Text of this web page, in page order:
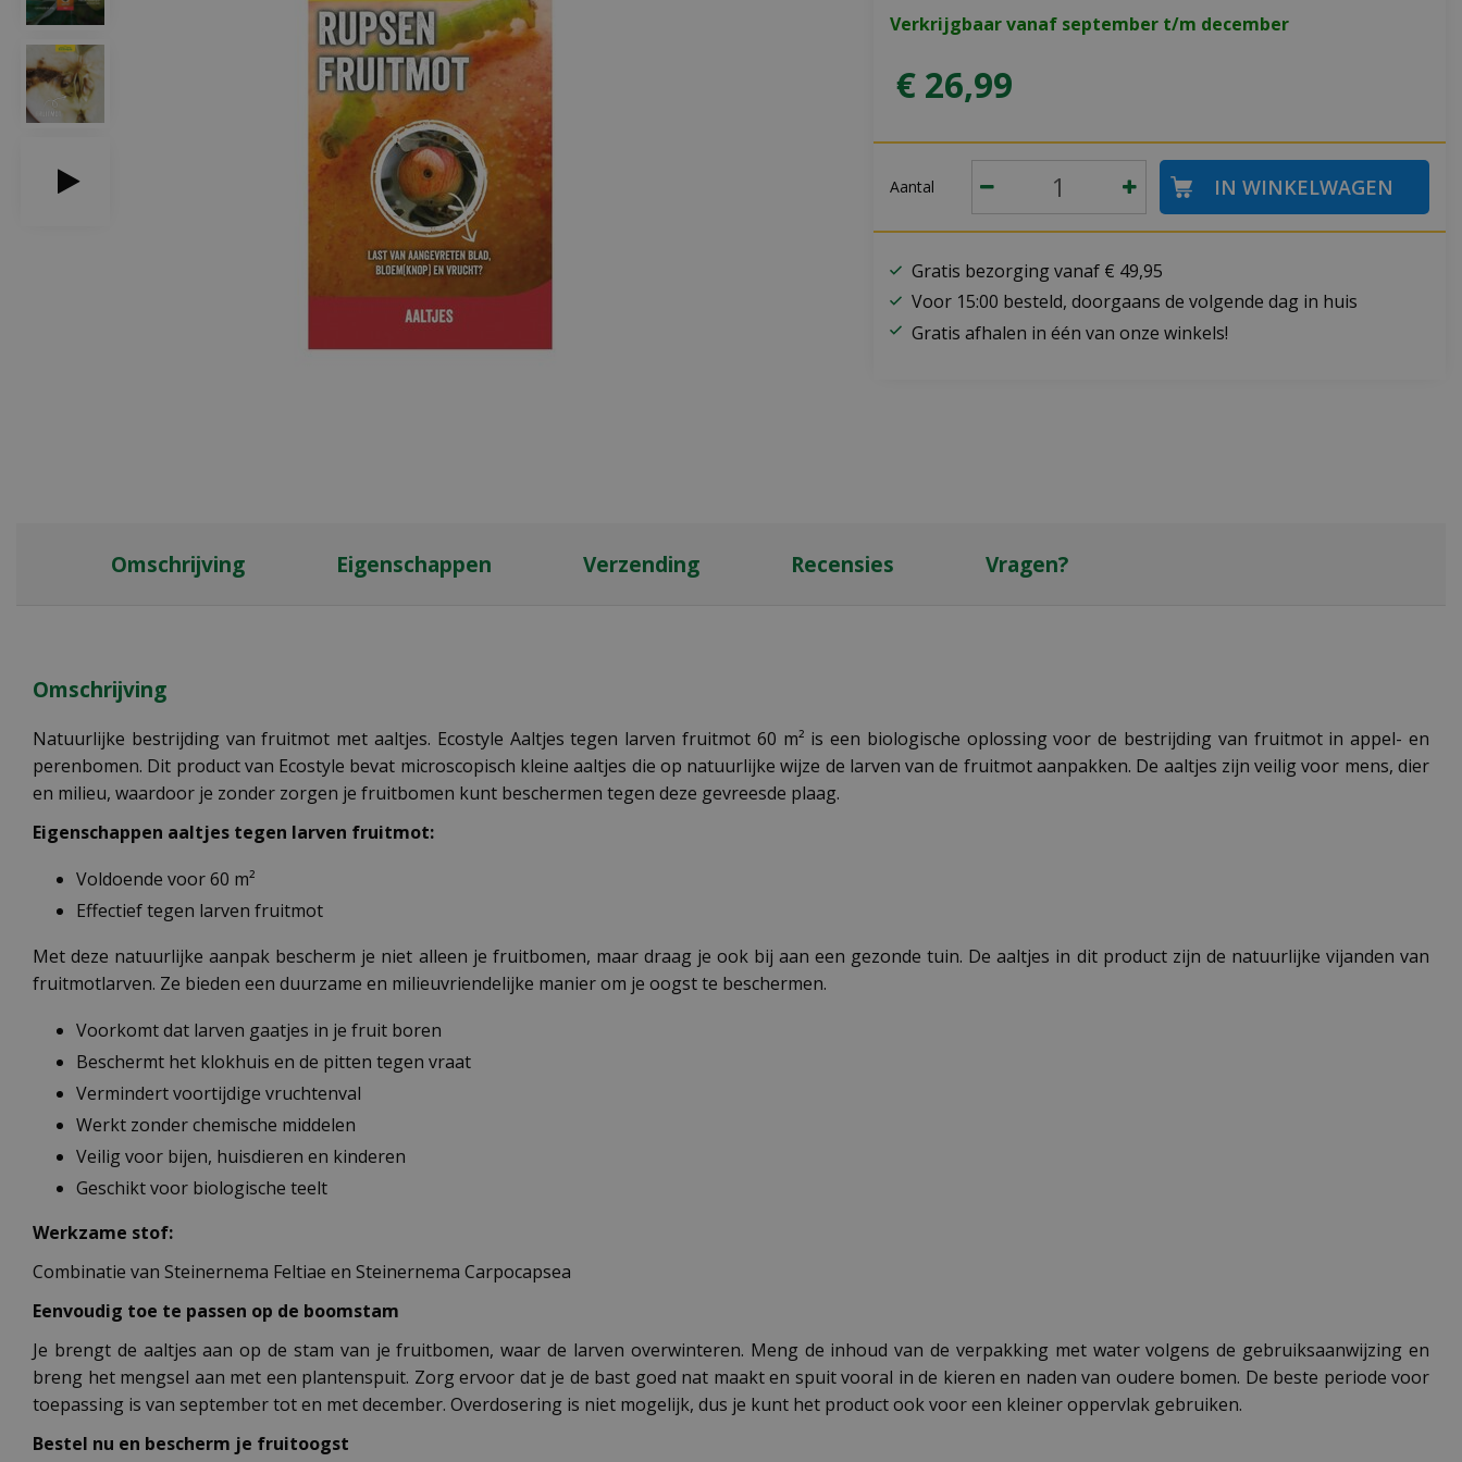
Verkrijgbaar vanaf september t/m december
€ 26,99
Aantal
Gratis bezorging vanaf € 49,95
Voor 15:00 besteld, doorgaans de volgende dag in huis
Gratis afhalen in één van onze winkels!
Omschrijving Eigenschappen Verzending Recensies Vragen?
Omschrijving
Natuurlijke bestrijding van fruitmot met aaltjes. Ecostyle Aaltjes tegen larven fruitmot 60 m² is een biologische oplossing voor de bestrijding van fruitmot in appel- en
perenbomen. Dit product van Ecostyle bevat microscopisch kleine aaltjes die op natuurlijke wijze de larven van de fruitmot aanpakken. De aaltjes zijn veilig voor mens, dier
en milieu, waardoor je zonder zorgen je fruitbomen kunt beschermen tegen deze gevreesde plaag.
Eigenschappen aaltjes tegen larven fruitmot:
Voldoende voor 60 m²
Effectief tegen larven fruitmot
Met deze natuurlijke aanpak bescherm je niet alleen je fruitbomen, maar draag je ook bij aan een gezonde tuin. De aaltjes in dit product zijn de natuurlijke vijanden van
fruitmotlarven. Ze bieden een duurzame en milieuvriendelijke manier om je oogst te beschermen.
Voorkomt dat larven gaatjes in je fruit boren
Beschermt het klokhuis en de pitten tegen vraat
Vermindert voortijdige vruchtenval
Werkt zonder chemische middelen
Veilig voor bijen, huisdieren en kinderen
Geschikt voor biologische teelt
Werkzame stof:
Combinatie van Steinernema Feltiae en Steinernema Carpocapsea
Eenvoudig toe te passen op de boomstam
Je brengt de aaltjes aan op de stam van je fruitbomen, waar de larven overwinteren. Meng de inhoud van de verpakking met water volgens de gebruiksaanwijzing en
breng het mengsel aan met een plantenspuit. Zorg ervoor dat je de bast goed nat maakt en spuit vooral in de kieren en naden van oudere bomen. De beste periode voor
toepassing is van september tot en met december. Overdosering is niet mogelijk, dus je kunt het product ook voor een kleiner oppervlak gebruiken.
Bestel nu en bescherm je fruitoogst